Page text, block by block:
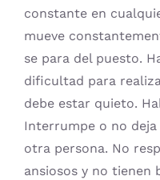
constante en
mueve
se para del puesto.
dificultad para
debe estar quieto.
Interrumpe o no
otra persona. No
ansiosos y no tienen